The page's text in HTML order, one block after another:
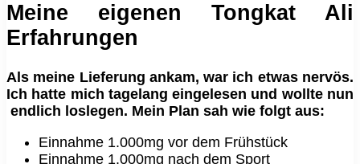
Meine eigenen Tongkat Ali
Erfahrungen
Als meine Lieferung ankam, war ich etwas nervös.
Ich hatte mich tagelang eingelesen und wollte nun
endlich loslegen. Mein Plan sah wie folgt aus:
Einnahme 1.000mg vor dem Frühstück
Einnahme 1.000mg nach dem Sport